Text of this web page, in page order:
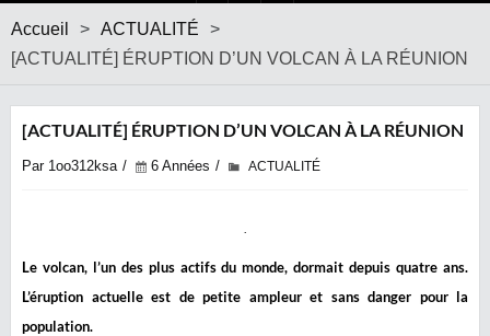
Accueil > ACTUALITÉ
>
[ACTUALITÉ] ÉRUPTION D’UN VOLCAN À LA RÉUNION
[ACTUALITÉ] ÉRUPTION D’UN VOLCAN À LA RÉUNION
Par 1oo312ksa 6 Années ACTUALITÉ
Le volcan, l’un des plus actifs du monde, dormait depuis quatre ans.
L’éruption actuelle est de petite ampleur et sans danger pour la
population.